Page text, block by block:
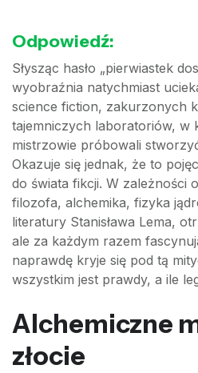
Odpowiedź:
Słysząc hasło „pierwiastek
wyobraźnia natychmiast
science fiction, zakurzonych
tajemniczych laboratoriów, w
mistrzowie próbowali
Okazuje się jednak, że to
do świata fikcji. W zależności
filozofa, alchemika, fizyka
literatury Stanisława Lema,
ale za każdym razem
naprawdę kryje się pod tą
wszystkim jest prawdy, a ile
Alchemiczne
złocie